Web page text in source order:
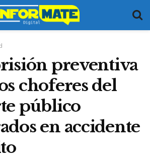
preventiva
choferes del
público
en accidente